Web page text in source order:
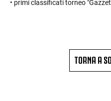
• primi classificati torneo
TORNA A